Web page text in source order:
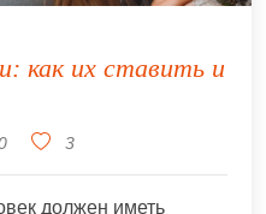
как их ставить и
3
должен иметь